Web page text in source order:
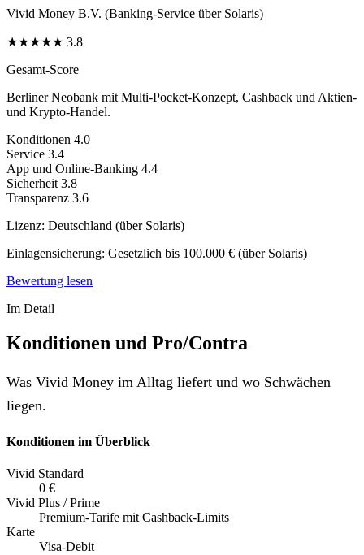
Vivid Money B.V. (Banking-Service über Solaris)
★★★★★ 3.8
Gesamt-Score
Berliner Neobank mit Multi-Pocket-Konzept, Cashback und Aktien-
und Krypto-Handel.
Konditionen 4.0
Service 3.4
App und Online-Banking 4.4
Sicherheit 3.8
Transparenz 3.6
Lizenz: Deutschland (über Solaris)
Einlagensicherung: Gesetzlich bis 100.000 € (über Solaris)
Bewertung lesen
Im Detail
Konditionen und Pro/Contra
Was Vivid Money im Alltag liefert und wo Schwächen
liegen.
Konditionen im Überblick
Vivid Standard
0 €
Vivid Plus / Prime
Premium-Tarife mit Cashback-Limits
Karte
Visa-Debit